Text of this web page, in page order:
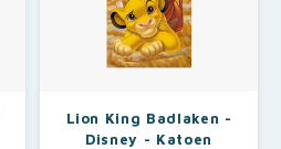
Lion King Badlaken -
Disney - Katoen